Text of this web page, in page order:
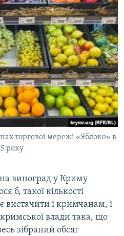
торгової мережі «Яблоко» в
року
виноград у Криму
б, такої кількості
вистачити і кримчанам, і
влади така, що
зібраний обсяг